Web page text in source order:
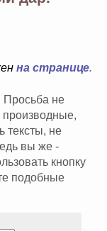
на странице.
Просьба не
производные,
тексты, не
вы же -
кнопку
подобные